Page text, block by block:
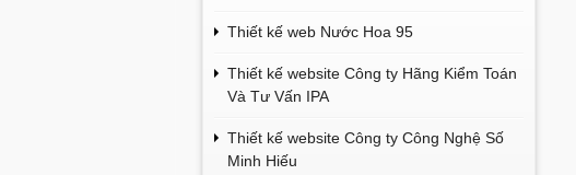
Thiết kế web Nước Hoa 95
Thiết kế website Công ty Hãng Kiểm Toán
Và Tư Vấn IPA
Thiết kế website Công ty Công Nghệ Số
Minh Hiếu